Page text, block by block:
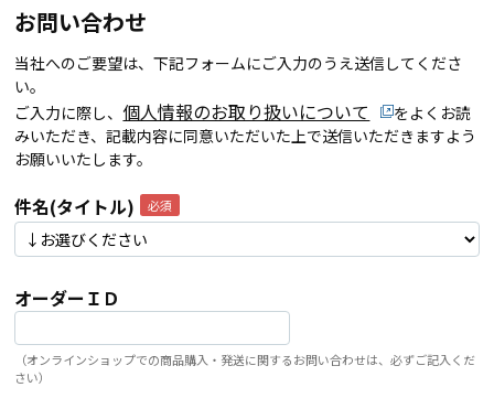
お問い合わせ
当社へのご要望は、下記フォームにご入力のうえ送信してくださ
い。
ご入力に際し、 個人情報のお取り扱いについて
をよくお読
みいただき、記載内容に同意いただいた上で送信いただきますよう
お願いいたします。
件名(タイトル)
オーダーＩＤ
（オンラインショップでの商品購入・発送に関するお問い合わせは、必ずご記入くだ
さい）